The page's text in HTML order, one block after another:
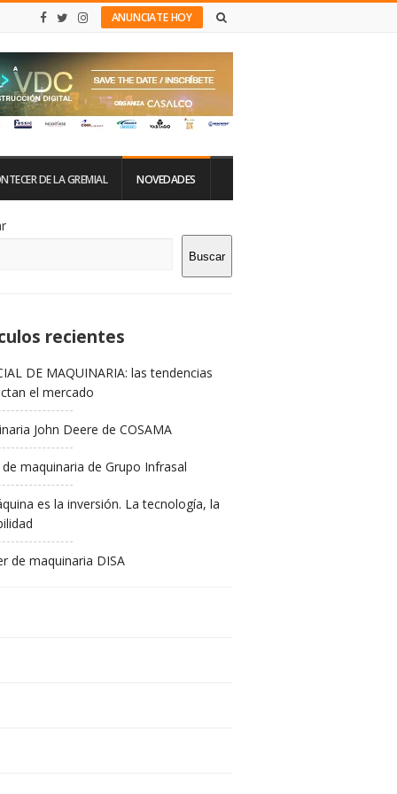
ANUNCIATE HOY
DE LA GREMIAL NOVEDADES
Buscar
recientes
DE MAQUINARIA: las tendencias
el mercado
John Deere de COSAMA
maquinaria de Grupo Infrasal
es la inversión. La tecnología, la
de maquinaria DISA